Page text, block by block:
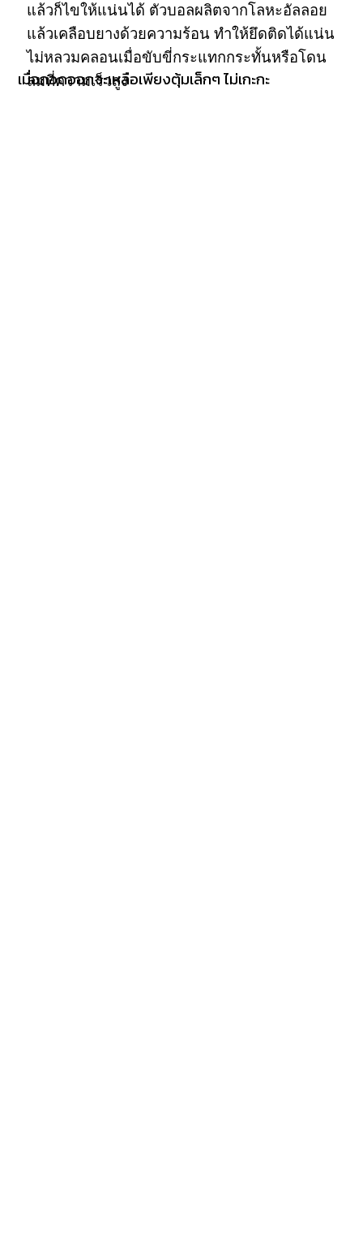
แล้วก็ไขให้แน่นได้ ตัวบอลผลิตจากโลหะอัลลอย
แล้วเคลือบยางด้วยความร้อน ทำให้ยึดติดได้แน่น
ไม่หลวมคลอนเมื่อขับขี่กระแทกกระทั้นหรือโดน
ลมที่ความเร็วสูง
เมื่อถอดออกจะเหลือเพียงตุ้มเล็กๆ ไม่เกะกะ